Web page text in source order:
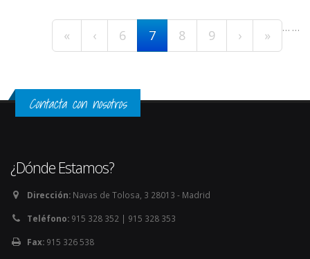
Páginas
« ‹ …
6 7 8 9 …
› »
Contacta con nosotros
¿Dónde Estamos?
Dirección: Navas de Tolosa, 3 28013 - Madrid
Teléfono: 915 328 352 | 915 328 353
Fax: 915 326 538